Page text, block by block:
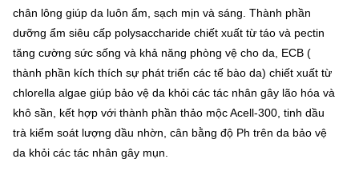
chân lông giúp da luôn ẩm, sạch mịn và sáng. Thành phần
dưỡng ẩm siêu cấp polysaccharide chiết xuất từ táo và pectin
tăng cường sức sống và khả năng phòng vệ cho da, ECB (
thành phần kích thích sự phát triển các tế bào da) chiết xuất từ
chlorella algae giúp bảo vệ da khỏi các tác nhân gây lão hóa và
khô sần, kết hợp với thành phần thảo mộc Acell-300, tinh dầu
trà kiểm soát lượng dầu nhờn, cân bằng độ Ph trên da bảo vệ
da khỏi các tác nhân gây mụn.